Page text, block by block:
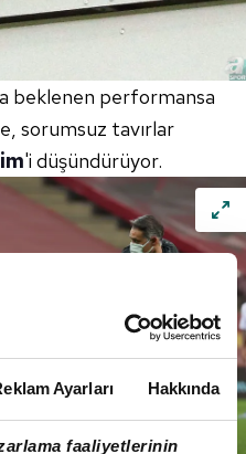
Ayarları Hakkında
faaliyetlerinin
beklenen performansa
sorumsuz tavırlar
'i düşündürüyor.